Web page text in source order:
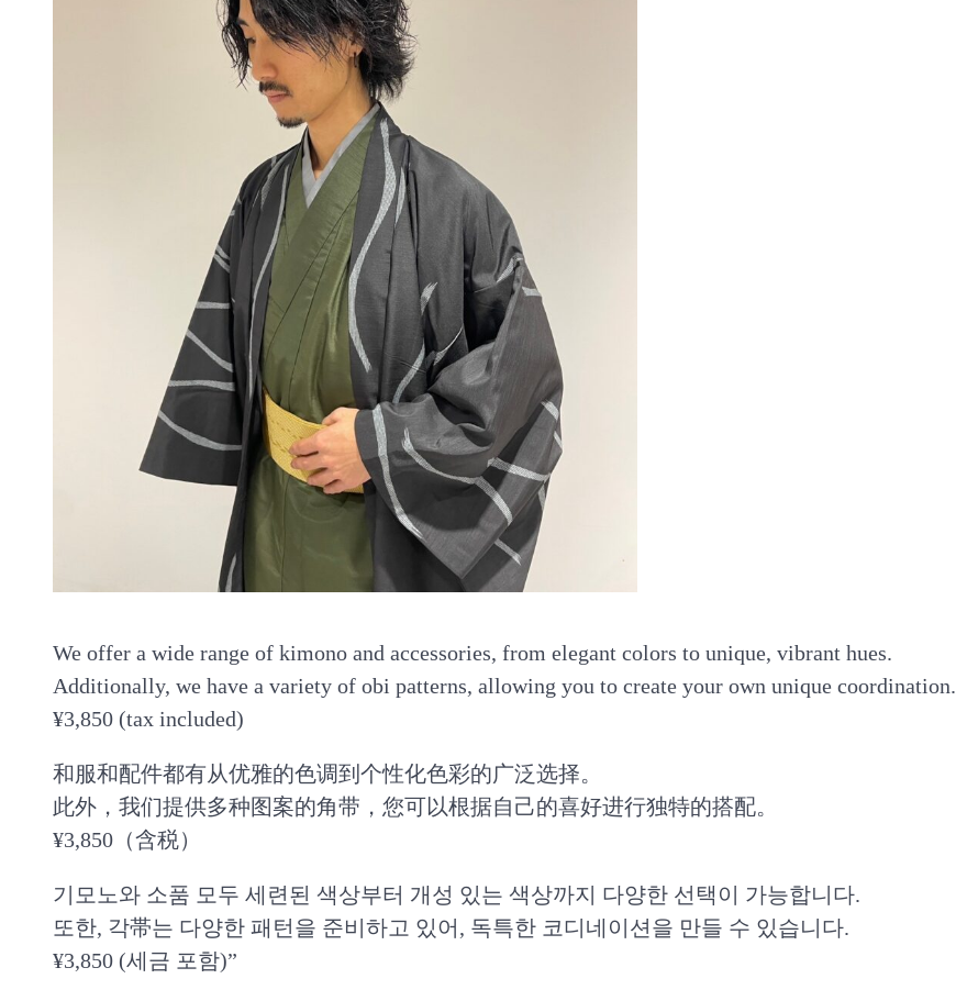
We offer a wide range of kimono and accessories, from elegant colors to unique, vibrant hues.
Additionally, we have a variety of obi patterns, allowing you to create your own unique coordination.
¥3,850 (tax included)
和服和配件都有从优雅的色调到个性化色彩的广泛选择。
此外，我们提供多种图案的角带，您可以根据自己的喜好进行独特的搭配。
¥3,850（含税）
기모노와 소품 모두 세련된 색상부터 개성 있는 색상까지 다양한 선택이 가능합니다.
또한, 각帯는 다양한 패턴을 준비하고 있어, 독특한 코디네이션을 만들 수 있습니다.
¥3,850 (세금 포함)”